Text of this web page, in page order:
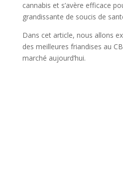
cannabis et s’avère efficace
grandissante de soucis de
Dans cet article, nous allons
des meilleures friandises au
marché aujourd’hui.